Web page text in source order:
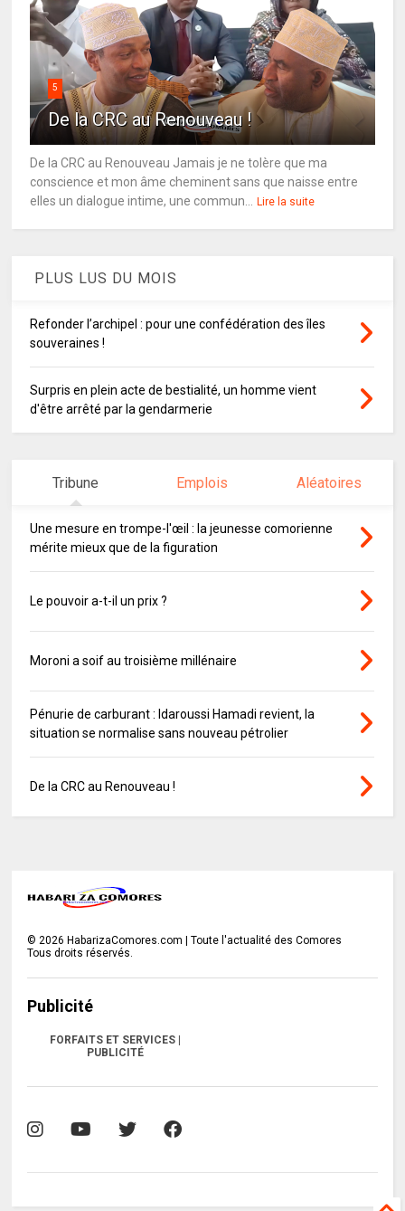
5
De la CRC au Renouveau !
De la CRC au Renouveau Jamais je ne tolère que ma
conscience et mon âme cheminent sans que naisse entre
elles un dialogue intime, une commun...
Lire la suite
PLUS LUS DU MOIS
Refonder l’archipel : pour une confédération des îles
souveraines !
Surpris en plein acte de bestialité, un homme vient
d'être arrêté par la gendarmerie
Tribune Emplois Aléatoires
Une mesure en trompe-l'œil : la jeunesse comorienne
mérite mieux que de la figuration
Le pouvoir a-t-il un prix ?
Moroni a soif au troisième millénaire
Pénurie de carburant : Idaroussi Hamadi revient, la
situation se normalise sans nouveau pétrolier
De la CRC au Renouveau !
©2026 HabarizaComores.com | Toute l'actualité des Comores
Tous droits réservés.
Publicité
FORFAITS ET SERVICES |
PUBLICITÉ